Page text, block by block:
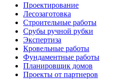
Проектирование
Лесозаготовка
Строительные работы
Срубы ручной рубки
Экспертиза
Кровельные работы
Фундаментные работы
Планировщик домов
Проекты от партнеров